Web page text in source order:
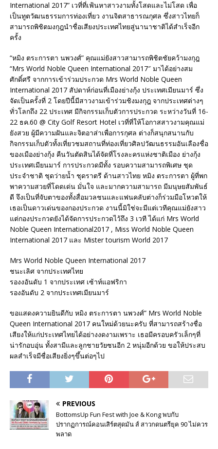
International 2017” เวที่ที่เฟ้นหาสาวงามทั้งโสดและไม่โสด เพื่อ
เป็นทูตวัฒนธรรมการท่องเที่ยว งานจิตสาธารณกุศล ซึ่งสาวไทยก็
สามารถพิชิตมงกุฎนำชื่อเสียงประเทศไทยสู่นานาชาติได้สำเร็จอีก
ครั้ง
“หมิง ตระการตา นพวงศ์” คุณแม่ยังสาวสามารถพิชิตชัยคว้ามงกุฎ
“Mrs World Noble Queen International 2017″ มาได้อย่างสม
ศักดิ์ศรี จากการเข้าร่วมประกวด Mrs World Noble Queen
International 2017 สัปดาห์ก่อนที่เมืองย่างกุ้ง ประเทศเมียนมาร์ ซึ่ง
จัดเป็นครั้งที่ 2 โดยปีนี้มีสาวงามเข้าร่วมชิงมงกุฎ จากประเทศต่างๆ
ทั่วโลกถึง 22 ประเทศ มีกิจกรรมเก็บตัวการประกวด ระหว่างวันที่ 16-
22 ธค.60 @ City Golf Resort Hotel เวที่ที่ให้โอกาสสาวงามคุณแม่
ยังสวย ผู้มีความฝันและจิตอาส่าเพื่อการกุศล ต่างก็สนุกสนานกับ
กิจกรรมเก็บตัวทั้งเที่ยวชมสถานที่ท่องเที่ยวศิลปวัฒนธรรมอันเลืองชื่อ
ของเมืองย่างกุ้ง คืนวันตัดสินได้จัดที่โรงละครแห่งชาติเมือง ย่างกุ้ง
ประเทศเมียนมาร์ การประกวดมีทั้ง รอบความสามารถพิเศษ ชุด
ประจำชาติ ชุดว่ายน้ำ ชุดราตรี ด้านสาวไทย หมิง ตระการตา ผู้ที่พก
พาความสวยที่โดดเด่น มั่นใจ และมากความสามารถ มีมนุษยสัมพันธ์
ดี จึงเป็นที่จับตาของทั้งสื่อมวลชนและแฟนคลับต่างก็ร่วมมือโหวตให้
เธอเป็นดาวเด่นของกองประกวด งานนี้มิใช่จะมีแต่เวทีคุณแม่ยังสาว
แต่กองประกวดยังได้จัดการประกวดไว้ถึง 3 เวที ได้แก่ Mrs World
Noble Queen International2017 , Miss World Noble Queen
International 2017 และ Mister tourism World 2017
Mrs World Noble Queen International 2017
ชนะเลิศ จากประเทศไทย
รองงอันดับ 1 จากประเทศ เซ้าท์แอฟริกา
รองอันดับ 2 จากประเทศเมียนมาร์
ขอแสดงความยินดีกับ หมิง ตระการตา นพวงศ์” Mrs World Noble
Queen International 2017 คนใหม่ด้วยนะครับ ที่สามารถสร้างชื่อ
เสียงให้แก่ประเทศไทยได้อย่างงดงามเพราะ เธอมีครอบครัวเล็กๆที่
น่ารักอบอุ่น ทั้งสามีและลูกชายวัยซนอีก 2 หนุ่มอีกด้วย ขอให้ประสบ
ผลสำเร็จมีชื่อเสียงยิ่งๆขึ้นต่อๆไป
PREVIOUS
BottomsUp Fun Fest with Joe & Kong พบกับ
ปรากฏการณ์คอนเสิร์ตสุดมัน ส์ สาวกดนตรียุค 90 ไม่ควร
พลาด